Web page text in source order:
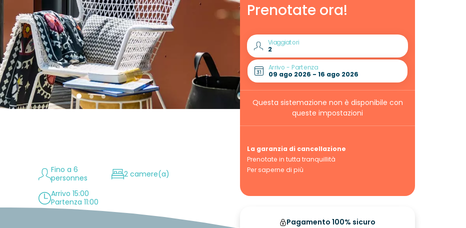
Prenotate ora!
Viaggiatori
Arrivo - Partenza
Questa sistemazione non è disponibile con
queste impostazioni
La garanzia di cancellazione
Prenotate in tutta tranquillità
Per saperne di più
Pagamento 100% sicuro
Fino a 6
personnes
2 camere(a)
Arrivo 15:00
Partenza 11:00